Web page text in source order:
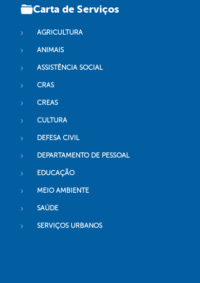
Carta de Serviços
AGRICULTURA
ANIMAIS
ASSISTÊNCIA SOCIAL
CRAS
CREAS
CULTURA
DEFESA CIVIL
DEPARTAMENTO DE PESSOAL
EDUCAÇÃO
MEIO AMBIENTE
SAÚDE
SERVIÇOS URBANOS